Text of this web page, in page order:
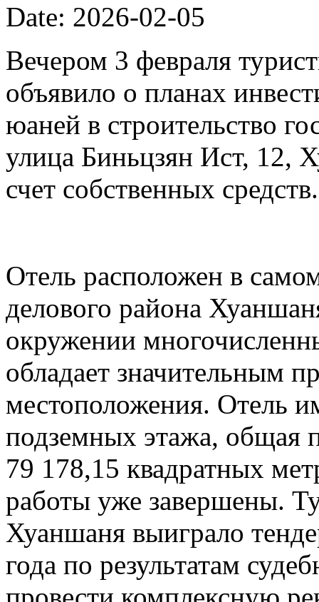
Date: 2026-02-05
Вечером 3 февраля
объявило о планах
юаней в строительство
улица Биньцзян Ист, 12,
счет собственных средств.
Отель расположен в
делового района
окружении
обладает значительным
местоположения. Отель
подземных этажа, общая
79 178,15 квадратных
работы уже завершены.
Хуаншаня выиграло
года по результатам